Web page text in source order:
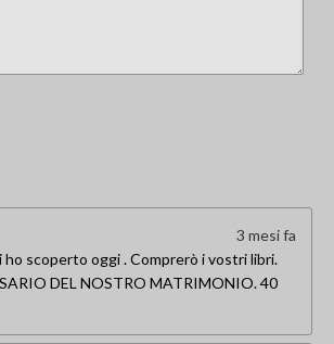
3 mesi fa
ho scoperto oggi . Comprerò i vostri libri.
DEL NOSTRO MATRIMONIO. 40